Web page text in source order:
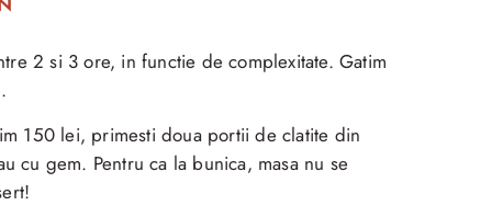
2 si 3 ore, in functie de complexitate. Gatim
150 lei, primesti doua portii de clatite din
cu gem. Pentru ca la bunica, masa nu se